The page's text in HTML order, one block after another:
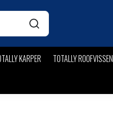
KARPER TOTALLY ROOFVISSEN